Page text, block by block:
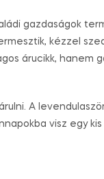
gazdaságok
kézzel
árucikk, hanem
A
visz egy